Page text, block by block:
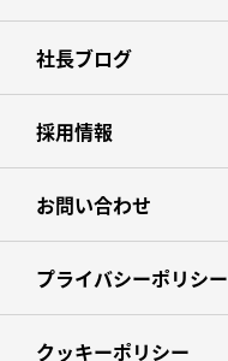
社長ブログ
採用情報
お問い合わせ
プライバシーポリシー
クッキーポリシー